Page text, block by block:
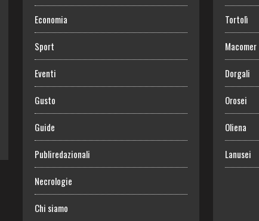
Economia
Sport
Eventi
Gusto
Guide
Publiredazionali
Necrologie
Chi siamo
Tortolì
Macomer
Dorgali
Orosei
Oliena
Lanusei